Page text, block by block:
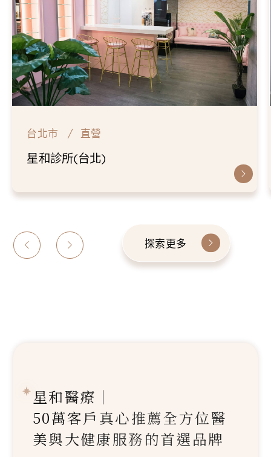
台北市 直營
仁愛星和診所
探索更多
星和醫療｜
50萬客戶真心推薦全方位醫
美與大健康服務的首選品牌